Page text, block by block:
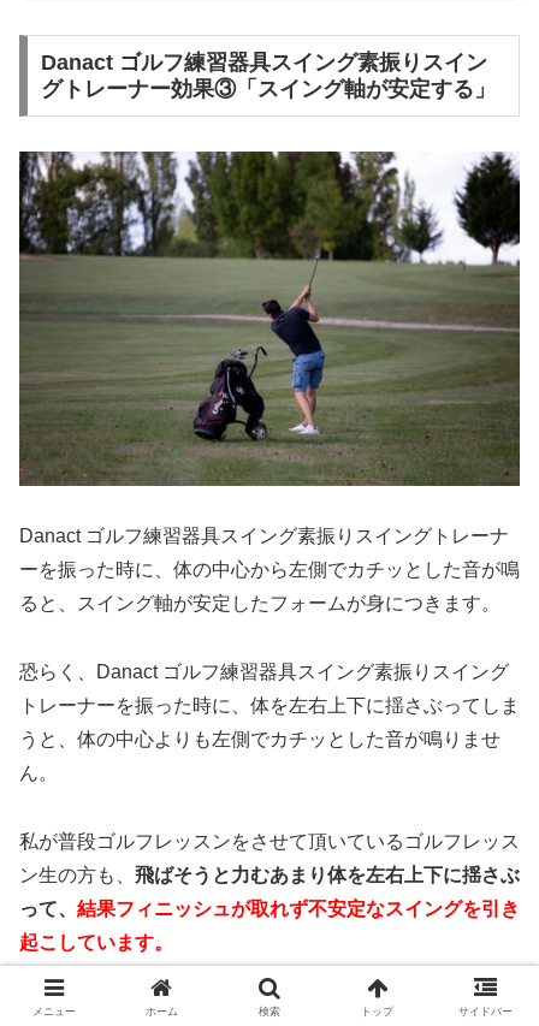
Danact ゴルフ練習器具スイング素振りスイン
グトレーナー効果③「スイング軸が安定する」
Danact ゴルフ練習器具スイング素振りスイングトレーナ
ーを振った時に、体の中心から左側でカチッとした音が鳴
ると、スイング軸が安定したフォームが身につきます。
恐らく、Danact ゴルフ練習器具スイング素振りスイング
トレーナーを振った時に、体を左右上下に揺さぶってしま
うと、体の中心よりも左側でカチッとした音が鳴りませ
ん。
私が普段ゴルフレッスンをさせて頂いているゴルフレッス
ン生の方も、 飛ばそうと力むあまり体を左右上下に揺さぶ
って、 結果フィニッシュが取れず不安定なスイングを引き
起こしています。
ボールを遠くに飛ばそうと力むと、スイング軸が左右上下
メニュー ホーム 検索 トップ サイドバー